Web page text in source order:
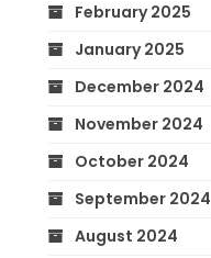
February 2025
January 2025
December 2024
November 2024
October 2024
September 2024
August 2024